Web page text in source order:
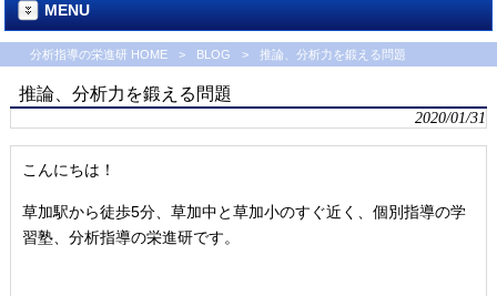
MENU
分析指導の栄進研 HOME > BLOG > 推論、分析力を鍛える問題
推論、分析力を鍛える問題
2020/01/31
こんにちは！
草加駅から徒歩5分、草加中と草加小のすぐ近く、個別指導の学
習塾、分析指導の栄進研です。